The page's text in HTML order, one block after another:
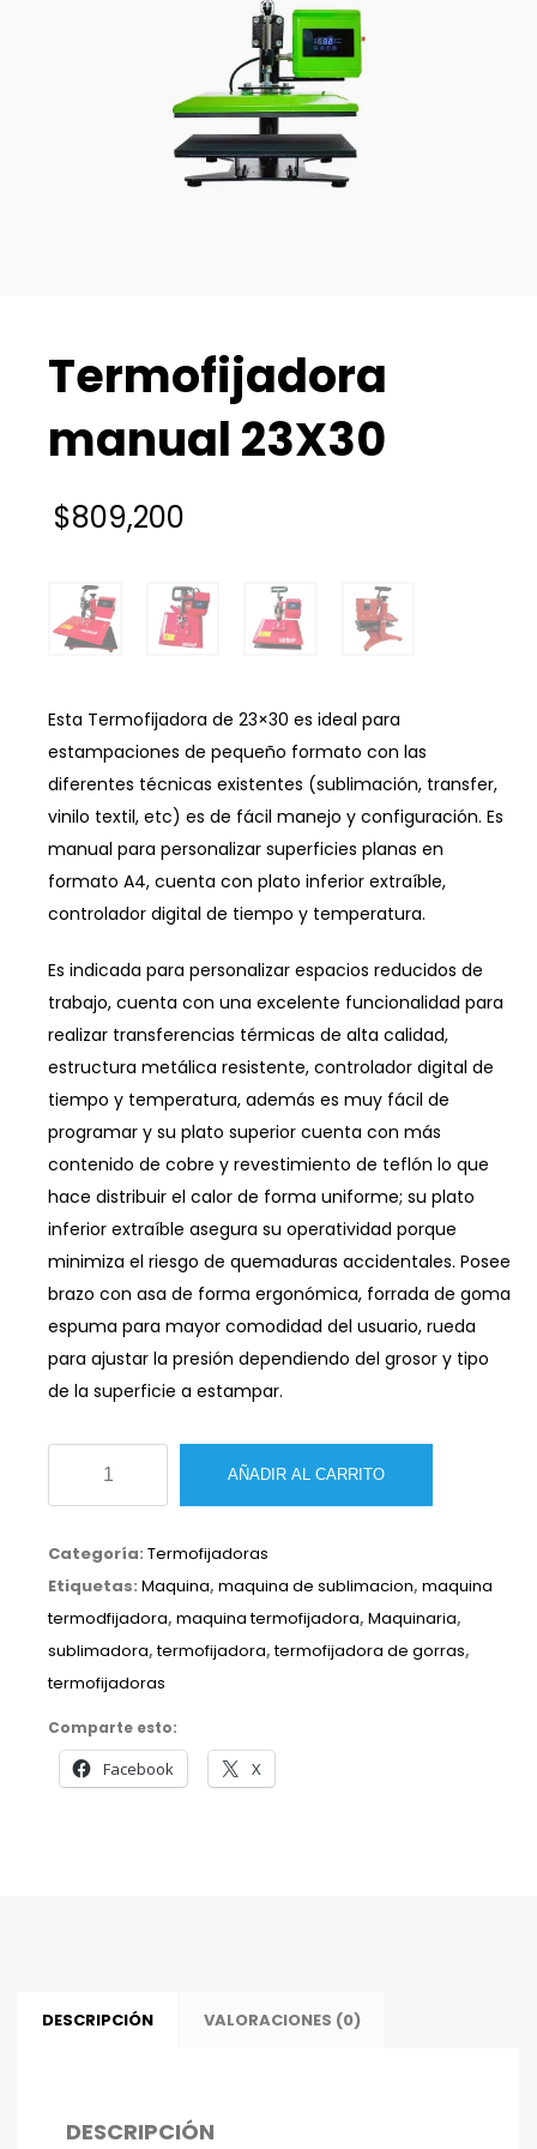
Termofijadora
manual 23X30
$809,200
Esta Termofijadora de 23×30 es ideal para
estampaciones de pequeño formato con las
diferentes técnicas existentes (sublimación, transfer,
vinilo textil, etc) es de fácil manejo y configuración. Es
manual para personalizar superficies planas en
formato A4, cuenta con plato inferior extraíble,
controlador digital de tiempo y temperatura.
Es indicada para personalizar espacios reducidos de
trabajo, cuenta con una excelente funcionalidad para
realizar transferencias térmicas de alta calidad,
estructura metálica resistente, controlador digital de
tiempo y temperatura, además es muy fácil de
programar y su plato superior cuenta con más
contenido de cobre y revestimiento de teflón lo que
hace distribuir el calor de forma uniforme; su plato
inferior extraíble asegura su operatividad porque
minimiza el riesgo de quemaduras accidentales. Posee
brazo con asa de forma ergonómica, forrada de goma
espuma para mayor comodidad del usuario, rueda
para ajustar la presión dependiendo del grosor y tipo
de la superficie a estampar.
cantidad
AÑADIR AL CARRITO
Categoría: Termofijadoras
Etiquetas: Maquina, maquina de sublimacion, maquina
termodfijadora, maquina termofijadora, Maquinaria,
sublimadora,termofijadora,termofijadora de gorras,
termofijadoras
Comparte esto:
Facebook X
DESCRIPCIÓN VALORACIONES (0)
DESCRIPCIÓN